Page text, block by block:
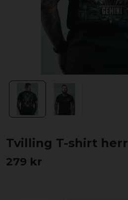
Tvilling T-shirt herr
279 kr